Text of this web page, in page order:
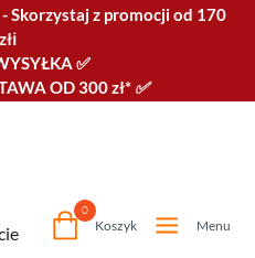
-Skorzystaj z promocji od 170
złℹ️
✅
OD 300 zł* ✅
Koszyk
0
Menu